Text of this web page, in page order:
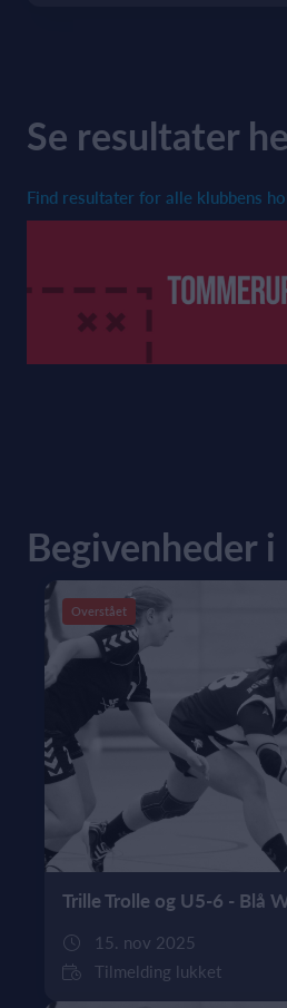
Se resultater
Find resultater for alle klubbens
Begivenheder
Overstået
Trille Trolle og U5-6 - Blå
15. nov 2025
Tilmelding lukket